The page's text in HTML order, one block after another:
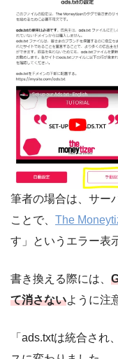
筆者の場合は、サー
ことで、 The
す」というエラー表
書き換える際には、
て消さないように注
「ads.txtは統合され